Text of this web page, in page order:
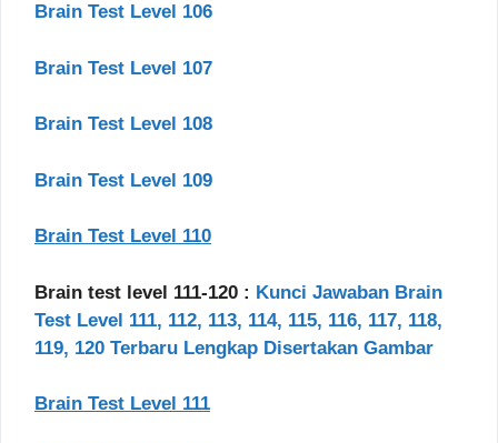
Brain Test Level 106
Brain Test Level 107
Brain Test Level 108
Brain Test Level 109
Brain Test Level 110
Brain test level 111-120 : Kunci Jawaban Brain
Test Level 111, 112, 113, 114, 115, 116, 117, 118,
119, 120 Terbaru Lengkap Disertakan Gambar
Brain Test Level 111